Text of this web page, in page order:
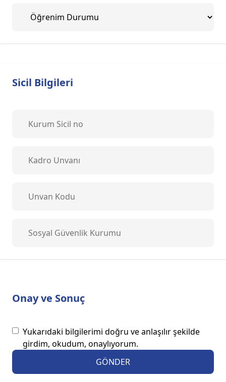
Sicil Bilgileri
Onay ve Sonuç
Yukarıdaki bilgilerimi doğru ve anlaşılır şekilde
girdim, okudum, onaylıyorum.
GÖNDER